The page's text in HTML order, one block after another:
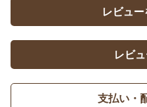
レビュ
レビ
支払い・